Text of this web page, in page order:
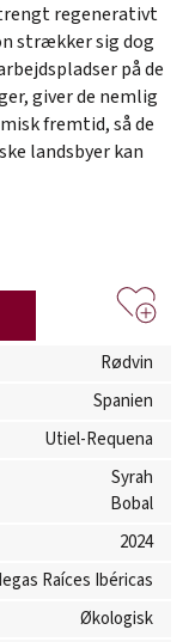
regenerativt
strækker sig dog
på de
giver de nemlig
fremtid, så de
landsbyer kan
Rødvin
Spanien
Utiel-Requena
Syrah
Bobal
2024
Raíces Ibéricas
Økologisk